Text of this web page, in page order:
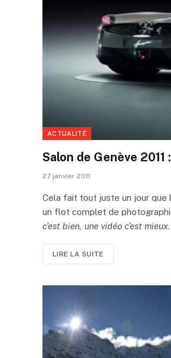
ACTUALITÉ
Salon de Genève
27 janvier 2011
Cela fait tout juste un jour que
un flot complet de
c’est bien, une vidéo c’est mieux.
LIRE LA SUITE